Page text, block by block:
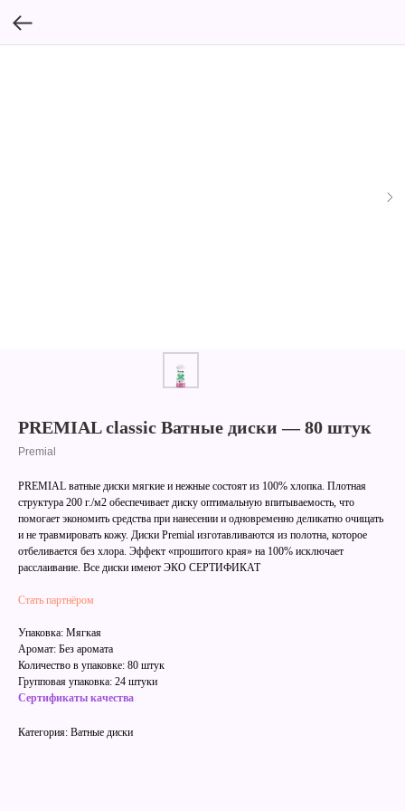
PREMIAL classic Ватные диски — 80 штук
Premial
PREMIAL ватные диски мягкие и нежные состоят из 100% хлопка. Плотная
структура 200 г./м2 обеспечивает диску оптимальную впитываемость, что
помогает экономить средства при нанесении и одновременно деликатно очищать
и не травмировать кожу. Диски Premial изготавливаются из полотна, которое
отбеливается без хлора. Эффект «прошитого края» на 100% исключает
расслаивание. Все диски имеют ЭКО СЕРТИФИКАТ
Стать партнёром
Упаковка: Мягкая
Аромат: Без аромата
Количество в упаковке: 80 штук
Групповая упаковка: 24 штуки
Сертификаты качества
Категория: Ватные диски